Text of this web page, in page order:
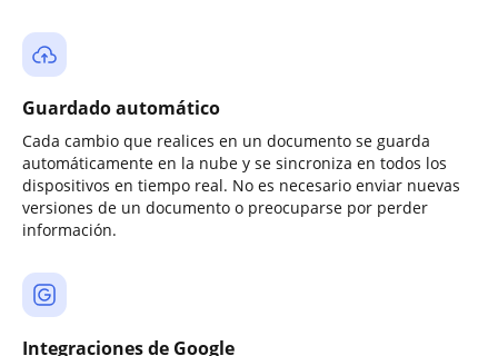
Guardado automático
Cada cambio que realices en un documento se guarda
automáticamente en la nube y se sincroniza en todos los
dispositivos en tiempo real. No es necesario enviar nuevas
versiones de un documento o preocuparse por perder
información.
Integraciones de Google